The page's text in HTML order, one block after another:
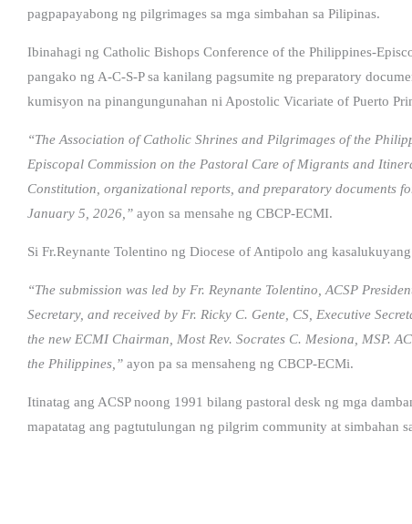
pagpapayabong ng pilgrimages sa mga simbahan sa Pilipinas.
Ibinahagi ng Catholic Bishops Conference of the Philippines-
pangako ng A-C-S-P sa kanilang pagsumite ng preparatory
kumisyon na pinangungunahan ni Apostolic Vicariate of Puerto
“The Association of Catholic Shrines and Pilgrimages of the
Episcopal Commission on the Pastoral Care of Migrants and
Constitution, organizational reports, and preparatory documents
January 5, 2026,” ayon sa mensahe ng CBCP-ECMI.
Si Fr.Reynante Tolentino ng Diocese of Antipolo ang
“The submission was led by Fr. Reynante Tolentino, ACSP
Secretary, and received by Fr. Ricky C. Gente, CS, Executive
the new ECMI Chairman, Most Rev. Socrates C. Mesiona, MSP.
the Philippines,” ayon pa sa mensaheng ng CBCP-ECMi.
Itinatag ang ACSP noong 1991 bilang pastoral desk ng mga
mapatatag ang pagtutulungan ng pilgrim community at simbahan